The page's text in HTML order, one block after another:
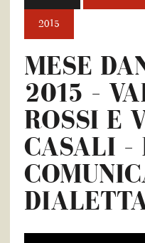
2015
MESE
2015 –
ROSSI E
CASALI –